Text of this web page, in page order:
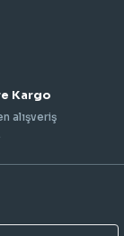
Kargo
alışveriş